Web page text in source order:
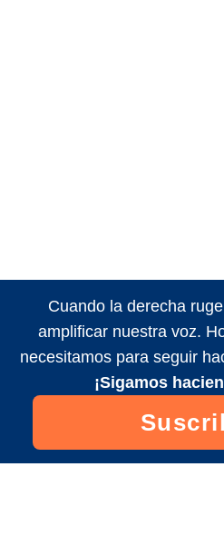
Cuando la derecha
amplificar nuestra voz.
necesitamos para seguir
¡Sigamos